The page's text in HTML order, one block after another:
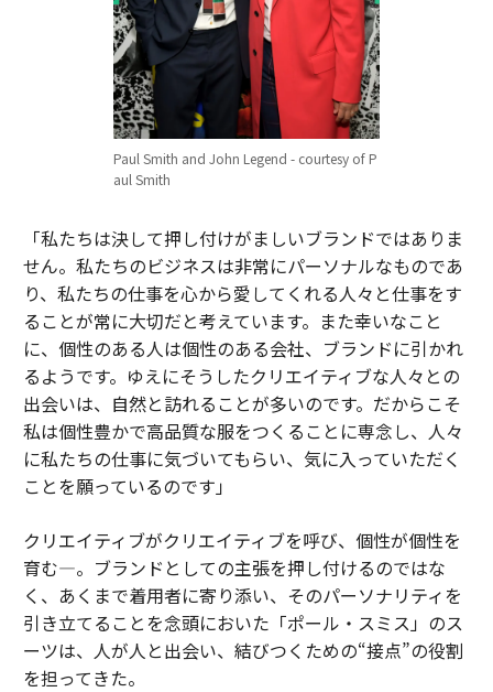
Paul Smith and John Legend - courtesy of P
aul Smith
「私たちは決して押し付けがましいブランドではありま
せん。私たちのビジネスは非常にパーソナルなものであ
り、私たちの仕事を心から愛してくれる人々と仕事をす
ることが常に大切だと考えています。また幸いなこと
に、個性のある人は個性のある会社、ブランドに引かれ
るようです。ゆえにそうしたクリエイティブな人々との
出会いは、自然と訪れることが多いのです。だからこそ
私は個性豊かで高品質な服をつくることに専念し、人々
に私たちの仕事に気づいてもらい、気に入っていただく
ことを願っているのです」
クリエイティブがクリエイティブを呼び、個性が個性を
育む―。ブランドとしての主張を押し付けるのではな
く、あくまで着用者に寄り添い、そのパーソナリティを
引き立てることを念頭においた「ポール・スミス」のス
ーツは、人が人と出会い、結びつくための“接点”の役割
を担ってきた。